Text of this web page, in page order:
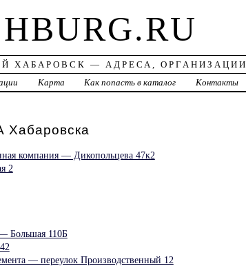
HBURG.RU
ХАБАРОВСК — АДРЕСА, ОРГАНИЗАЦИИ
Карта Как попасть в каталог Контакты
компания — Дикопольцева 47к2
2
Большая 110Б
— переулок Производственный 12